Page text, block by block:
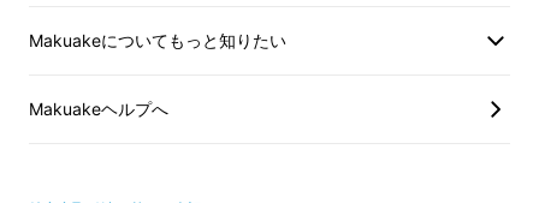
ら汗をかく量が多い人は注意が必要ですね。
ています。
Makuakeについてもっと知りたい
Makuakeヘルプへ